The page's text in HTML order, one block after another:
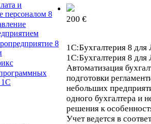
и
персоналом 8
8
1С
200 €
1С:Бухгалтерия 8 для
1С:Бухгалтерия 8 для
Автоматизация
подготовки
небольших
одного бухгалтера и
решения к
Учет ведется в